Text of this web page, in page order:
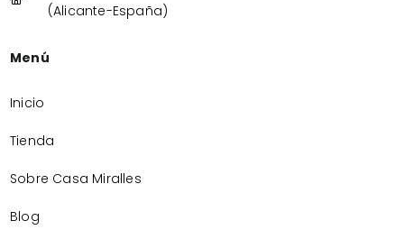
(Alicante-España)
Menú
Inicio
Tienda
Sobre Casa Miralles
Blog